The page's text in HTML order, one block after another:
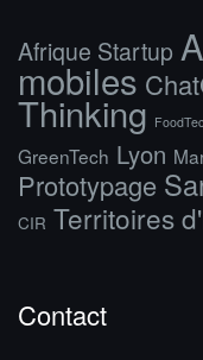
Afrique Startup
mobiles
Thinking
GreenTech Lyon
Prototypage
CIR Territoires
Contact